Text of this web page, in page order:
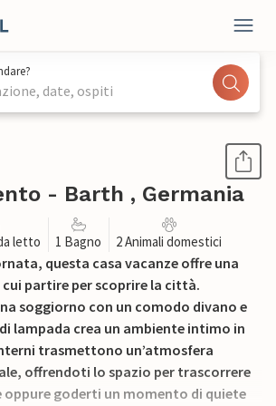
date, ospiti
- Barth , Germania
letto 1 Bagno 2 Animali domestici
questa casa vacanze offre una
partire per scoprire la città.
soggiorno con un comodo divano e
lampada crea un ambiente intimo in
trasmettono un’atmosfera
offrendoti lo spazio per trascorrere
oppure goderti un momento di quiete